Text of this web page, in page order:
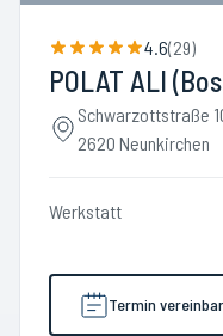
4.6(29)
POLAT ALI
Schwarzottstraße
2620 Neunkirchen
Werkstatt
Termin